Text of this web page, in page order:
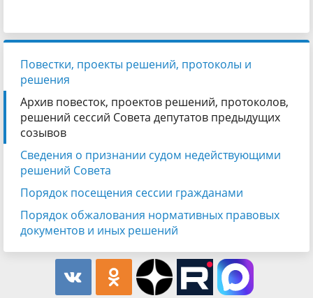
Повестки, проекты решений, протоколы и
решения
Архив повесток, проектов решений, протоколов,
решений сессий Совета депутатов предыдущих
созывов
Сведения о признании судом недействующими
решений Совета
Порядок посещения сессии гражданами
Порядок обжалования нормативных правовых
документов и иных решений